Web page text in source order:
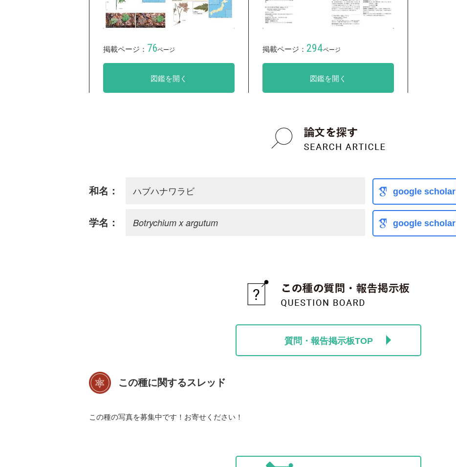
掲載ページ： 76ページ
図鑑を開く
掲載ページ： 294ページ
図鑑を開く
和名： ハブハナワラビ google scholar
学名： Botrychium x argutum google scholar
質問・報告掲示板TOP
この種に関するスレッド
この種の写真を募集中です！お寄せください！